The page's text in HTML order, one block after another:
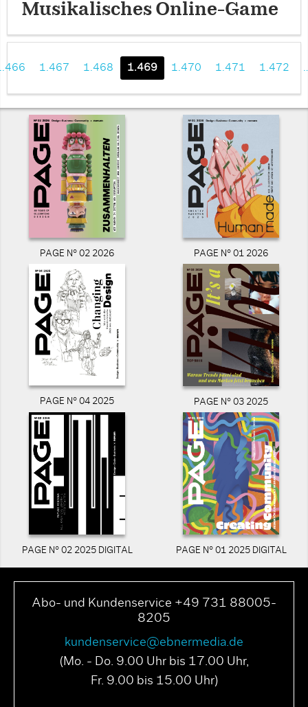
Musikalisches Online-Game
1.467 1.468 1.469 1.470 1.471 1.472
PAGE N° 02 2026 PAGE N° 01 2026
PAGE N° 04 2025 PAGE N° 03 2025
PAGE N° 02 2025 DIGITAL PAGE N° 01 2025 DIGITAL
Abo- und Kundenservice +49 731 88005-
8205
kundenservice@ebnermedia.de
(Mo. - Do. 9.00 Uhr bis 17.00 Uhr,
Fr. 9.00 bis 15.00 Uhr)